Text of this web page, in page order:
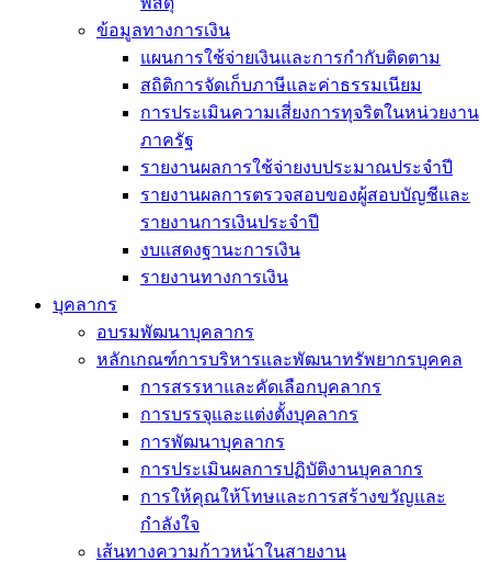
ข้อมูลทางการเงิน
แผนการใช้จ่ายเงินและการกำกับติดตาม
สถิติการจัดเก็บภาษีและค่าธรรมเนียม
การประเมินความเสี่ยงการทุจริตในหน่วยงาน
ภาครัฐ
รายงานผลการใช้จ่ายงบประมาณประจำปี
รายงานผลการตรวจสอบของผู้สอบบัญชีและ
รายงานการเงินประจำปี
งบแสดงฐานะการเงิน
รายงานทางการเงิน
บุคลากร
อบรมพัฒนาบุคลากร
หลักเกณฑ์การบริหารและพัฒนาทรัพยากรบุคคล
การสรรหาและคัดเลือกบุคลากร
การบรรจุและแต่งตั้งบุคลากร
การพัฒนาบุคลากร
การประเมินผลการปฏิบัติงานบุคลากร
การให้คุณให้โทษและการสร้างขวัญและ
กำลังใจ
เส้นทางความก้าวหน้าในสายงาน